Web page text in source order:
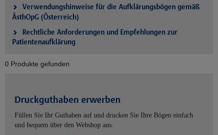
Verwendungshinweise für die Aufklärungsbögen gemäß
ÄsthOpG (Österreich)
Rechtliche Anforderungen und Empfehlungen zur
Patientenaufklärung
0 Produkte gefunden
Druckguthaben erwerben
Füllen Sie Ihr Guthaben auf und drucken Sie Ihre Bögen einfach
und bequem über den Webshop aus.